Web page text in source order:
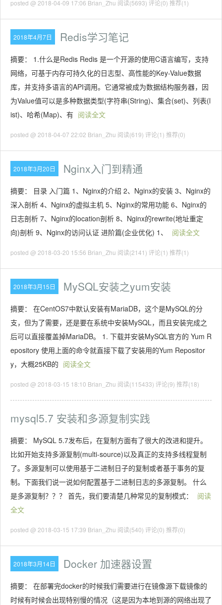
posted @ 2018-04-09 17:06 Brian_Zhu 阅读(5693) 评论(0) 推荐(1)
2018年4月7日 Redis学习笔记
摘要： 1.什么是Redis Redis 是一个开源的使用C语言编写，支持
网络，可基于内存可持久化的日志型、高性能的Key-Value数据
库，并支持多语言的API调用。它通常被成为数据结构服务器，因
为Value值可以是多种数据类型(字符串(String)、集合(set)、列表(l
ist)、哈希(Map)、有 阅读全文
posted @ 2018-04-07 22:02 Brian_Zhu 阅读(619) 评论(1) 推荐(0)
2018年3月20日 Nginx入门到精通
摘要： 目录 入门篇 1、Nginx的介绍 2、Nginx的安装 3、Nginx的
深入剖析 4、Nginx的虚拟主机 5、Nginx的常用功能 6、Nginx的
日志剖析 7、Nginx的location剖析 8、Nginx的rewrite(地址重定
向)剖析 9、Nginx的访问认证 进阶篇(企业优化) 1、
阅读全文
posted @ 2018-03-20 15:56 Brian_Zhu 阅读(2141) 评论(1) 推荐(1)
2018年3月15日 MySQL安装之yum安装
摘要： 在CentOS7中默认安装有MariaDB，这个是MySQL的分
支，但为了需要，还是要在系统中安装MySQL，而且安装完成之
后可以直接覆盖掉MariaDB。 1. 下载并安装MySQL官方的 Yum R
epository 使用上面的命令就直接下载了安装用的Yum Repositor
y，大概25KB的 阅读全文
posted @ 2018-03-15 18:10 Brian_Zhu 阅读(115433) 评论(9) 推荐(18)
mysql5.7 安装和多源复制实践
摘要： MySQL 5.7发布后，在复制方面有了很大的改进和提升。
比如开始支持多源复制(multi-source)以及真正的支持多线程复制
了。多源复制可以使用基于二进制日子的复制或者基于事务的复
制。下面我们说一说如何配置基于二进制日志的多源复制。 什么
是多源复制？？？ 首先，我们要清楚几种常见的复制模式：
阅读
全文
posted @ 2018-03-15 17:39 Brian_Zhu 阅读(540) 评论(0) 推荐(0)
2018年3月14日 Docker 加速器设置
摘要： 在部署完docker的时候我们需要进行在镜像源下载镜像的
时候有时候会出现特别慢的情况（这是因为本地到源的网络出现了